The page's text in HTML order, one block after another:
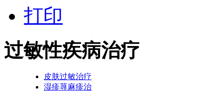
打印
过敏性疾病治疗
皮肤过敏治疗
湿疹荨麻疹治